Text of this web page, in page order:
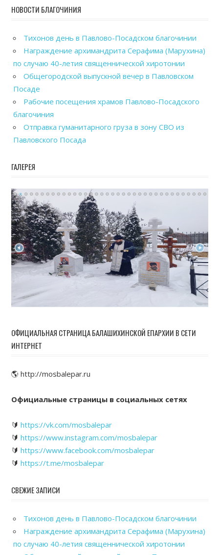
НОВОСТИ БЛАГОЧИНИЯ
Тихонов день в Павлово-Посадском благочинии
Награждение архимандрита Серафима (Марухина)
по случаю 40-летия священнической хиротонии
Общегородской выпускной вечер в Павловском
Посаде
Рабочие посещения храмов Павлово-Посадского
благочиния
Отправка гуманитарного груза в зону СВО из
Павловского Посада
ГАЛЕРЕЯ
ОФИЦИАЛЬНАЯ СТРАНИЦА БАЛАШИХИНСКОЙ ЕПАРХИИ В СЕТИ
ИНТЕРНЕТ
🌎 http://mosbalepar.ru
Официальные страницы в социальных сетях
🔰 https://vk.com/mosbalepar
🔰 https://www.instagram.com/mosbalepar
🔰 https://www.facebook.com/mosbalepar
🔰 https://t.me/mosbalepar
СВЕЖИЕ ЗАПИСИ
Тихонов день в Павлово-Посадском благочинии
Награждение архимандрита Серафима (Марухина)
по случаю 40-летия священнической хиротонии